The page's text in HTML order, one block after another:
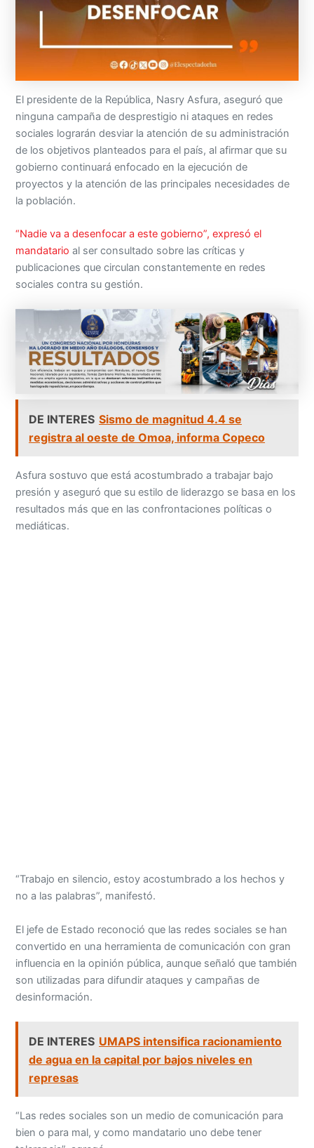
El presidente de la República, Nasry Asfura, aseguró que
ninguna campaña de desprestigio ni ataques en redes
sociales lograrán desviar la atención de su administración
de los objetivos planteados para el país, al afirmar que su
gobierno continuará enfocado en la ejecución de
proyectos y la atención de las principales necesidades de
la población.
“Nadie va a desenfocar a este gobierno”, expresó el
mandatarioal ser consultado sobre las críticas y
publicaciones que circulan constantemente en redes
sociales contra su gestión.
DE INTERES Sismo de magnitud 4.4 se
registra al oeste de Omoa, informa Copeco
Asfura sostuvo que está acostumbrado a trabajar bajo
presión y aseguró que su estilo de liderazgo se basa en los
resultados más que en las confrontaciones políticas o
mediáticas.
“Trabajo en silencio, estoy acostumbrado a los hechos y
no a las palabras”, manifestó.
El jefe de Estado reconoció que las redes sociales se han
convertido en una herramienta de comunicación con gran
influencia en la opinión pública, aunque señaló que también
son utilizadas para difundir ataques y campañas de
desinformación.
DE INTERES UMAPS intensifica racionamiento
de agua en la capital por bajos niveles en
represas
“Las redes sociales son un medio de comunicación para
bien o para mal, y como mandatario uno debe tener